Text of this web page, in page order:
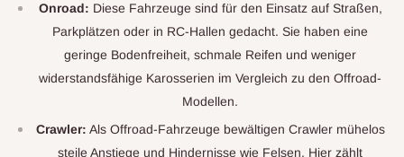
Onroad: Diese Fahrzeuge sind für den Einsatz auf Straßen,
Parkplätzen oder in RC-Hallen gedacht. Sie haben eine
geringe Bodenfreiheit, schmale Reifen und weniger
widerstandsfähige Karosserien im Vergleich zu den Offroad-
Modellen.
Crawler: Als Offroad-Fahrzeuge bewältigen Crawler mühelos
steile Anstiege und Hindernisse wie Felsen. Hier zählt